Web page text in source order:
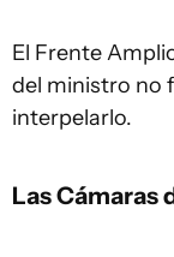
El Frente
del ministro no
interpelarlo.
Las Cámaras